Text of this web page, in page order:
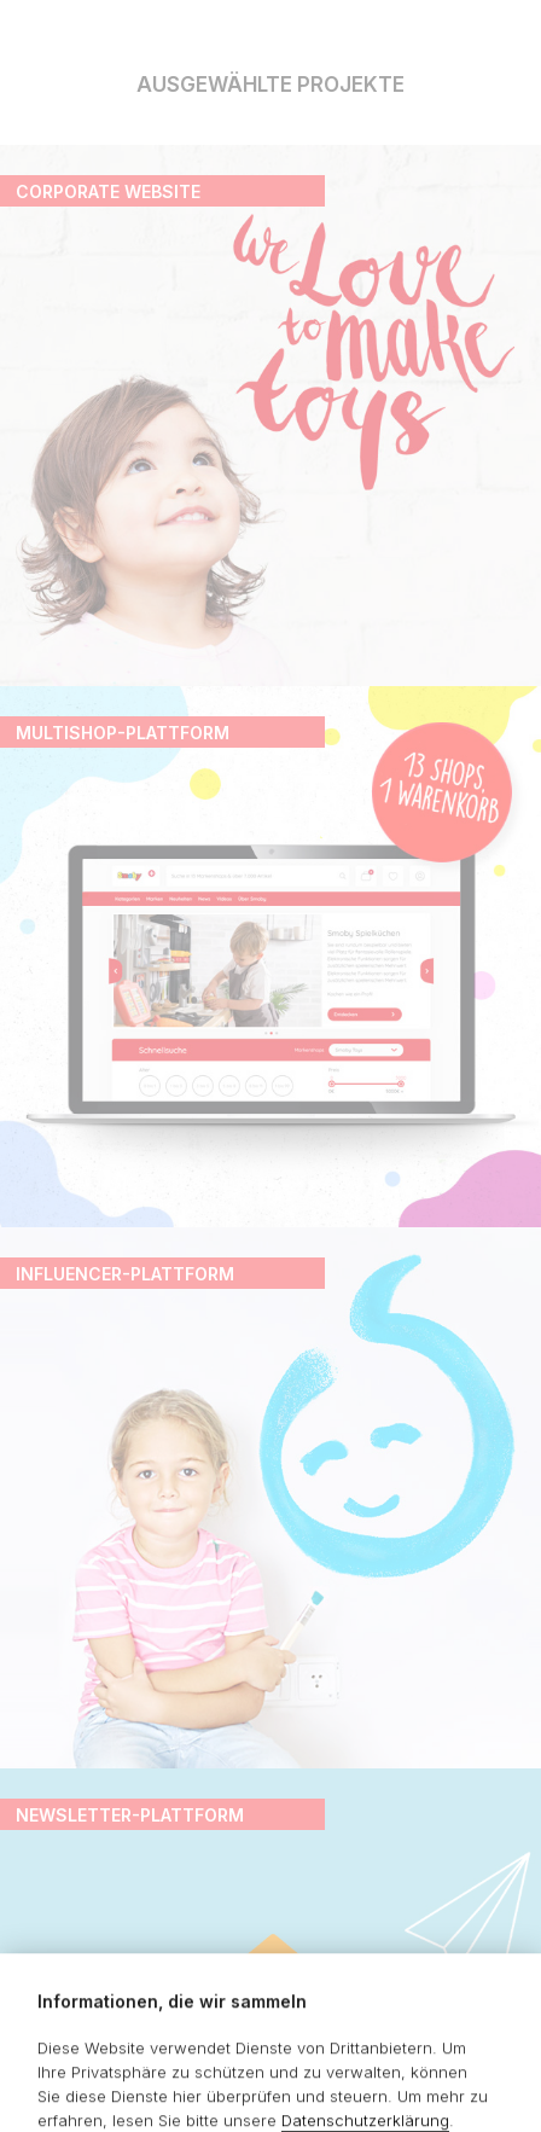
AUSGEWÄHLTE PROJEKTE
CORPORATE WEBSITE
MULTISHOP-PLATTFORM
INFLUENCER-PLATTFORM
NEWSLETTER-PLATTFORM
Informationen, die wir sammeln
Diese Website verwendet Dienste von Drittanbietern. Um
Ihre Privatsphäre zu schützen und zu verwalten, können
Sie diese Dienste hier überprüfen und steuern.
Um mehr zu
erfahren, lesen Sie bitte unsere Datenschutzerklärung